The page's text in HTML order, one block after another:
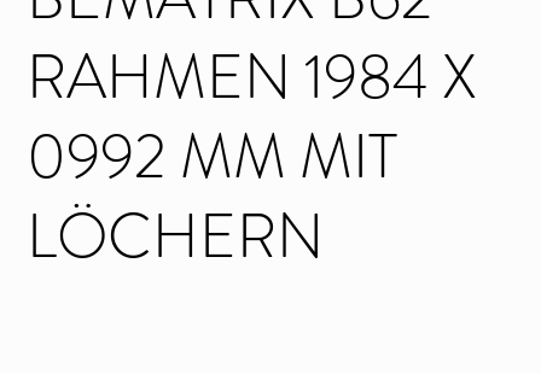
RAHMEN 1984 X
0992 MM MIT
LÖCHERN